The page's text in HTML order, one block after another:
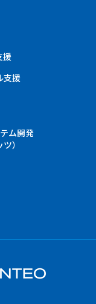
援
支援
ム開発
）